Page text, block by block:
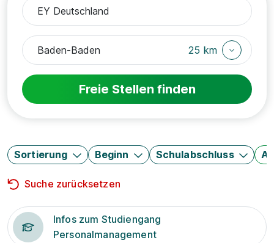
25 km
Freie Stellen finden
Sortierung Beginn Schulabschluss
Suche zurücksetzen
Infos zum Studiengang
Personalmanagement